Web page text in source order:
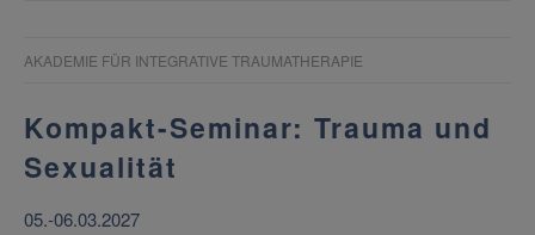
AKADEMIE FÜR INTEGRATIVE TRAUMATHERAPIE
Kompakt-Seminar: Trauma und
Sexualität
05.-06.03.2027